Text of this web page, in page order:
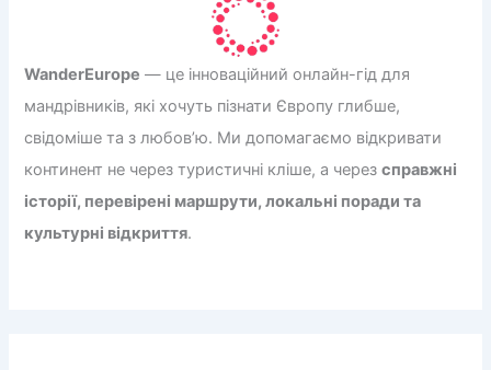
WanderEurope — це інноваційний онлайн-гід для
мандрівників, які хочуть пізнати Європу глибше,
свідоміше та з любов’ю. Ми допомагаємо відкривати
континент не через туристичні кліше, а черезсправжні
історії, перевірені маршрути, локальні поради та
культурні відкриття.